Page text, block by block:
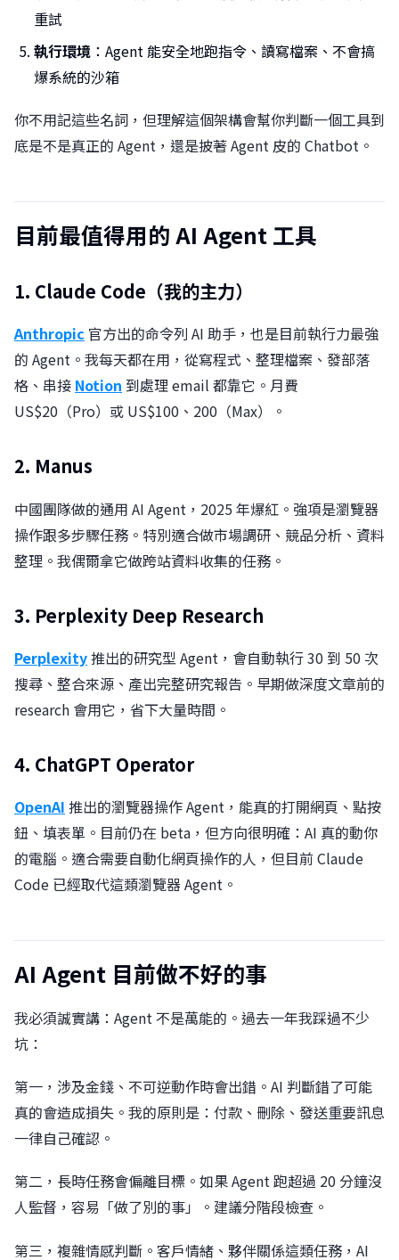
重試
執行環境 ：Agent 能安全地跑指令、讀寫檔案、不會搞
爆系統的沙箱
你不用記這些名詞，但理解這個架構會幫你判斷一個工具到
底是不是真正的 Agent，還是披著 Agent 皮的 Chatbot。
目前最值得用的 AI Agent 工具
1. Claude Code（我的主力）
Anthropic 官方出的命令列 AI 助手，也是目前執行力最強
的 Agent。我每天都在用，從寫程式、整理檔案、發部落
格、串接 Notion 到處理 email 都靠它。月費
US$20（Pro）或 US$100、200（Max）。
2. Manus
中國團隊做的通用 AI Agent，2025 年爆紅。強項是瀏覽器
操作跟多步驟任務。特別適合做市場調研、競品分析、資料
整理。我偶爾拿它做跨站資料收集的任務。
3. Perplexity Deep Research
Perplexity推出的研究型 Agent，會自動執行 30 到 50 次
搜尋、整合來源、產出完整研究報告。早期做深度文章前的
research 會用它，省下大量時間。
4. ChatGPT Operator
OpenAI 推出的瀏覽器操作 Agent，能真的打開網頁、點按
鈕、填表單。目前仍在 beta，但方向很明確：AI 真的動你
的電腦。適合需要自動化網頁操作的人，但目前 Claude
Code 已經取代這類瀏覽器 Agent。
AI Agent 目前做不好的事
我必須誠實講：Agent 不是萬能的。過去一年我踩過不少
坑：
第一，涉及金錢、不可逆動作時會出錯。AI 判斷錯了可能
真的會造成損失。我的原則是：付款、刪除、發送重要訊息
一律自己確認。
第二，長時任務會偏離目標。如果 Agent 跑超過 20 分鐘沒
人監督，容易「做了別的事」。建議分階段檢查。
第三，複雜情感判斷。客戶情緒、夥伴關係這類任務，AI